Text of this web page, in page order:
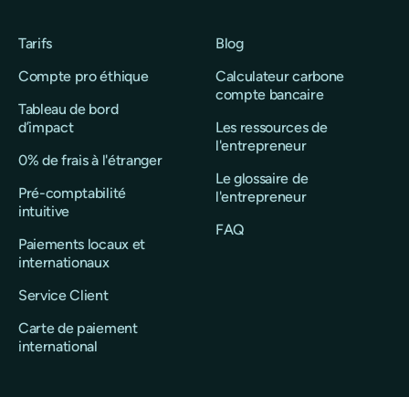
Tarifs
Compte pro éthique
Tableau de bord
d’impact
0% de frais à l'étranger
Pré-comptabilité
intuitive
Paiements locaux et
internationaux
Service Client
Carte de paiement
international
Blog
Calculateur carbone
compte bancaire
Les ressources de
l'entrepreneur
Le glossaire de
l'entrepreneur
FAQ